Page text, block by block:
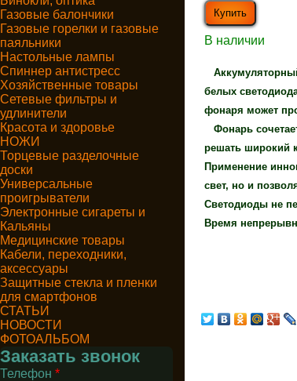
Газовые балончики
Газовые горелки и газовые
паяльники
Настольные лампы
Спиннер антистресс
Хозяйственные товары
Сетевые фильтры и
удлинители
Красота и здоровье
НОЖИ
Торцевые разделочные
доски
Универсальные
проигрыватели
Электронные сигареты и
Кальяны
Медицинские товары
Кабели, переходники,
аксессуары
Защитные стекла и пленки
для смартфонов
СТАТЬИ
НОВОСТИ
ФОТОАЛЬБОМ
Заказать звонок
Телефон *
В наличии
белых
фонаря может
Фонарь
решать широкий
Применение
свет, но и
Светодиоды не
Время